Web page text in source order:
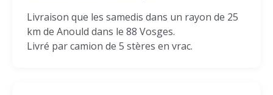
Livraison que les samedis dans un rayon de 25
km de Anould dans le 88 Vosges.
Livré par camion de 5 stères en vrac.